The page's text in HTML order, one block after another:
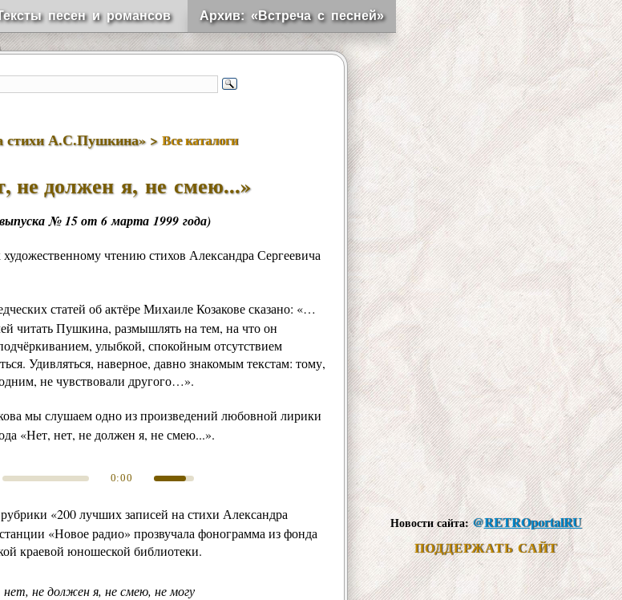
песен и романсов Архив: «Встреча с песней»
стихи А.С.Пушкина» > Все каталоги
не должен я, не смею...»
выпуска № 15 от 6 марта 1999 года)
чтению стихов Александра Сергеевича
статей об актёреМихаиле Козаковесказано: «…
читать Пушкина, размышлять на тем, на что он
улыбкой, спокойным отсутствием
Удивляться, наверное, давно знакомым текстам: тому,
не чувствовали другого…».
мы слушаем одно из произведений любовной лирики
«Нет, нет, не должен я, не смею...».
0:00
«200 лучших записей на стихи Александра
«Новое радио» прозвучала фонограмма из фонда
краевой юношеской библиотеки.
не должен я, не смею, не могу
Новости сайта:@RETROportalRU
ПОДДЕРЖАТЬ САЙТ